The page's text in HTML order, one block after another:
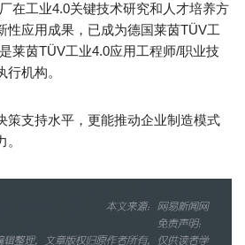
在工业4.0关键技术研究和人才培养方
性应用成果，已成为德国莱茵TÜV工
莱茵TÜV工业4.0应用工程师/职业技
机构。
策支持水平，更能推动企业制造模式